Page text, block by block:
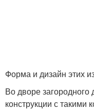
Форма и дизайн этих
Во дворе
конструкции с такими